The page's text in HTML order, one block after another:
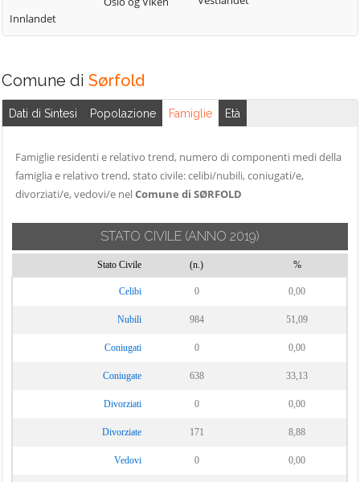
Innlandet
Comune di Sørfold
Dati di Sintesi Popolazione Famiglie Età
Famiglie residenti e relativo trend, numero di componenti medi della
famiglia e relativo trend, stato civile: celibi/nubili, coniugati/e,
divorziati/e, vedovi/e nelComune di SØRFOLD
STATO CIVILE (ANNO 2019)
Stato Civile (n.) %
Celibi 0 0,00
Nubili 984 51,09
Coniugati 0 0,00
Coniugate 638 33,13
Divorziati 0 0,00
Divorziate 171 8,88
Vedovi 0 0,00